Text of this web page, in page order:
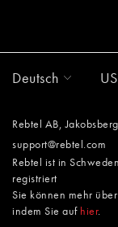
Deutsch
Rebtel AB,
support@rebtel.com
Rebtel ist in
registriert
Sie können mehr
indem Sie auf hier.